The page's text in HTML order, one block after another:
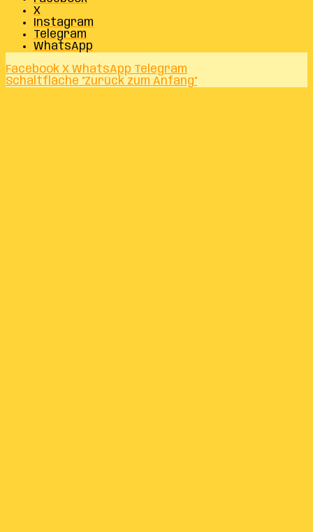
X
Instagram
Telegram
WhatsApp
Facebook X WhatsApp Telegram
Schaltfläche "Zurück zum Anfang"